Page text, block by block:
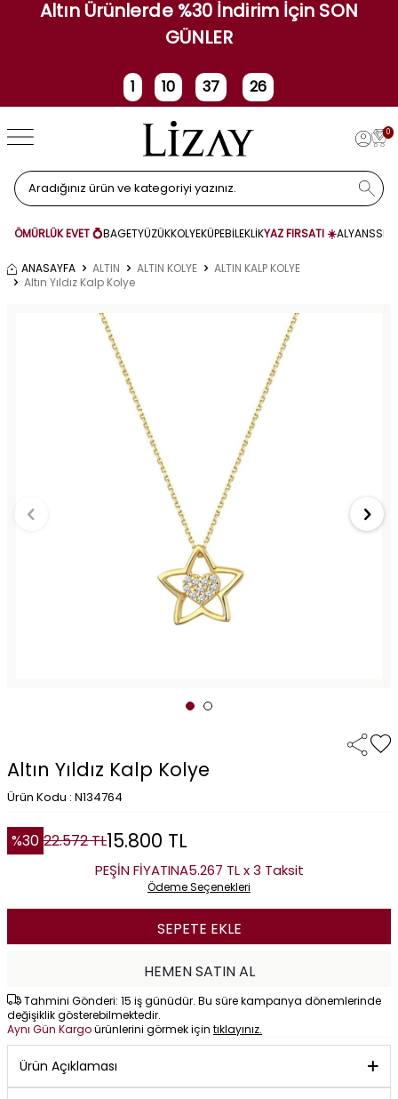
Altın Ürünlerde %30 İndirim İçin SON
GÜNLER
1
Gün
10
Saat
37 26
0
ÖMÜRLÜK EVET 💍BAGETYÜZÜKKOLYEKÜPEBİLEKLİKYAZ FIRSATI ☀️ALYANS
ANASAYFA ALTIN ALTIN KOLYE
ALTIN KALP KOLYE
Altın Yıldız Kalp Kolye
Altın Yıldız Kalp Kolye
Ürün Kodu : N134764
%30 22.572TL15.800 TL
PEŞİN FİYATINA5.267 TL x 3 Taksit
Ödeme Seçenekleri
SEPETE EKLE
HEMEN SATIN AL
Tahmini Gönderi: 15 iş günüdür. Bu süre kampanya dönemlerinde
değişiklik gösterebilmektedir.
Aynı Gün Kargoürünlerini görmek için tıklayınız.
Ürün Açıklaması